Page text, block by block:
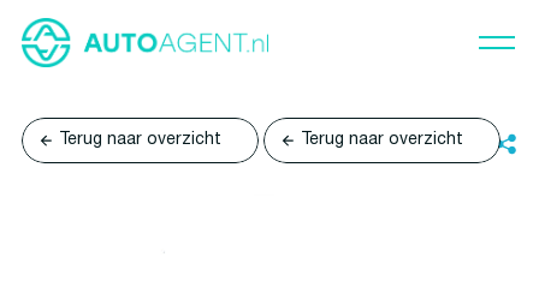
Terug naar overzicht Terug naar overzicht